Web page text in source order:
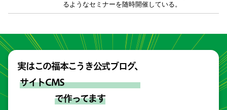
るようなセミナーを随時開催している。
実はこの福本こうき公式ブログ、
サイトCMS
で作ってます